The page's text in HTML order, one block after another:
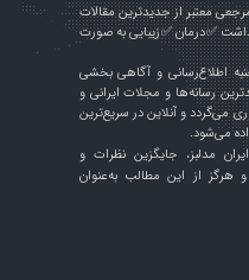
معتبر از جدیدترین مقالات
✅درمان ✅زیبایی به صورت
اطلاع‌رسانی و آگاهی بخشی
رسانه‌ها و مجلات ایرانی و
می‌گردد و آنلاین در سریع‌ترین
می‌شود.
مدلبز، جایگزین نظرات و
از این مطالب به‌عنوان